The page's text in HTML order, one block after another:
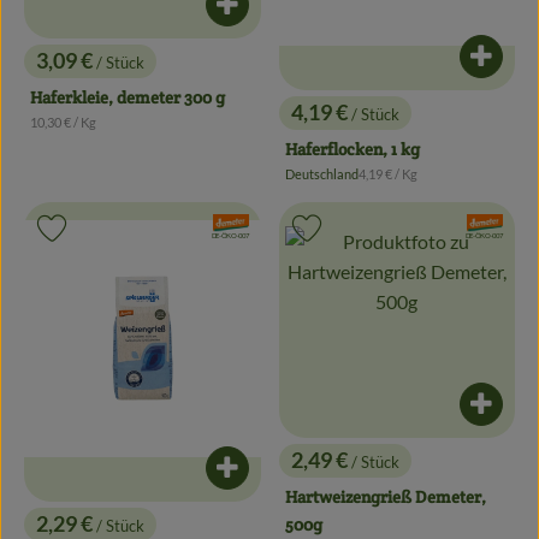
, Preis:
3,09 €/ Stück
Haferkleie, demeter 300 g
, Referenzpreis:
10,30 € / Kg
Produkt zum Warenkorb hinzufügen
, Preis:
4,19 €/ Stück
Haferflocken, 1 kg
, Herkunft:
Deutschland, Referenzpreis:
4,19 €/ Kg
2,29 €/ Stück
Produkt zum Warenkorb hinzufügen
, Verband:
, Kontrollstelle:
DE-ÖKO-007
Produkt zu Favouriten hinzufügen
, Preis:
2,49 €/ Stück
Hartweizengrieß Demeter,
500g
, Verband:
, Kontrollstelle:
DE-ÖKO-007
Produkt zu Favouriten hinzufügen